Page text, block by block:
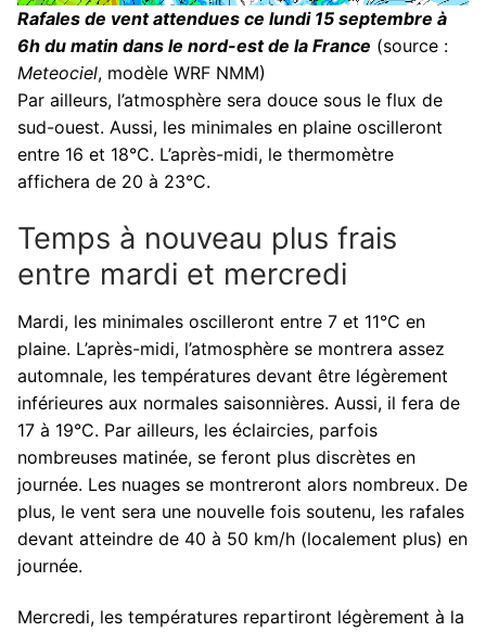
Rafales de vent attendues ce lundi 15 septembre à
6h du matin dans le nord-est de la France (source :
Meteociel, modèle WRF NMM)
Par ailleurs, l’atmosphère sera douce sous le flux de
sud-ouest. Aussi, les minimales en plaine oscilleront
entre 16 et 18°C. L’après-midi, le thermomètre
affichera de 20 à 23°C.
Temps à nouveau plus frais
entre mardi et mercredi
Mardi, les minimales oscilleront entre 7 et 11°C en
plaine. L’après-midi, l’atmosphère se montrera assez
automnale, les températures devant être légèrement
inférieures aux normales saisonnières. Aussi, il fera de
17 à 19°C. Par ailleurs, les éclaircies, parfois
nombreuses matinée, se feront plus discrètes en
journée. Les nuages se montreront alors nombreux. De
plus, le vent sera une nouvelle fois soutenu, les rafales
devant atteindre de 40 à 50 km/h (localement plus) en
journée.
Mercredi, les températures repartiront légèrement à la